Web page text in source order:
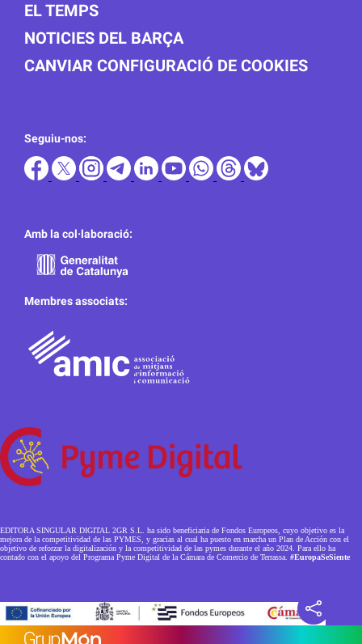
EL TEMPS
NOTICIES DEL BARÇA
CANVIAR CONFIGURACIÓ DE COOKIES
Seguiu-nos:
Amb la col·laboració:
Membres associats:
EDITORA SINGULAR DIGITAL 2GR S.L. ha sido beneficiaria de Fondos Europeos, cuyo objetivo es la
mejora de la competitividad de las PYMES, y gracias al cual ha puesto en marcha un Plan de Acción con el
objetivo de reforzar la digitalización y la competitividad de las pymes durante el año 2024. Para ello ha
contado con el apoyo del Programa Pyme Digital de la Cámara de Comercio de Terrassa. #EuropaSeSiente